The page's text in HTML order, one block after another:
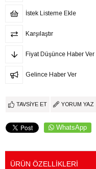
İstek Listeme Ekle
Karşılaştır
Fiyat Düşünce Haber Ver
Gelince Haber Ver
TAVSIYE ET YORUM YAZ
WhatsApp
ÜRÜN ÖZELLIKLERI